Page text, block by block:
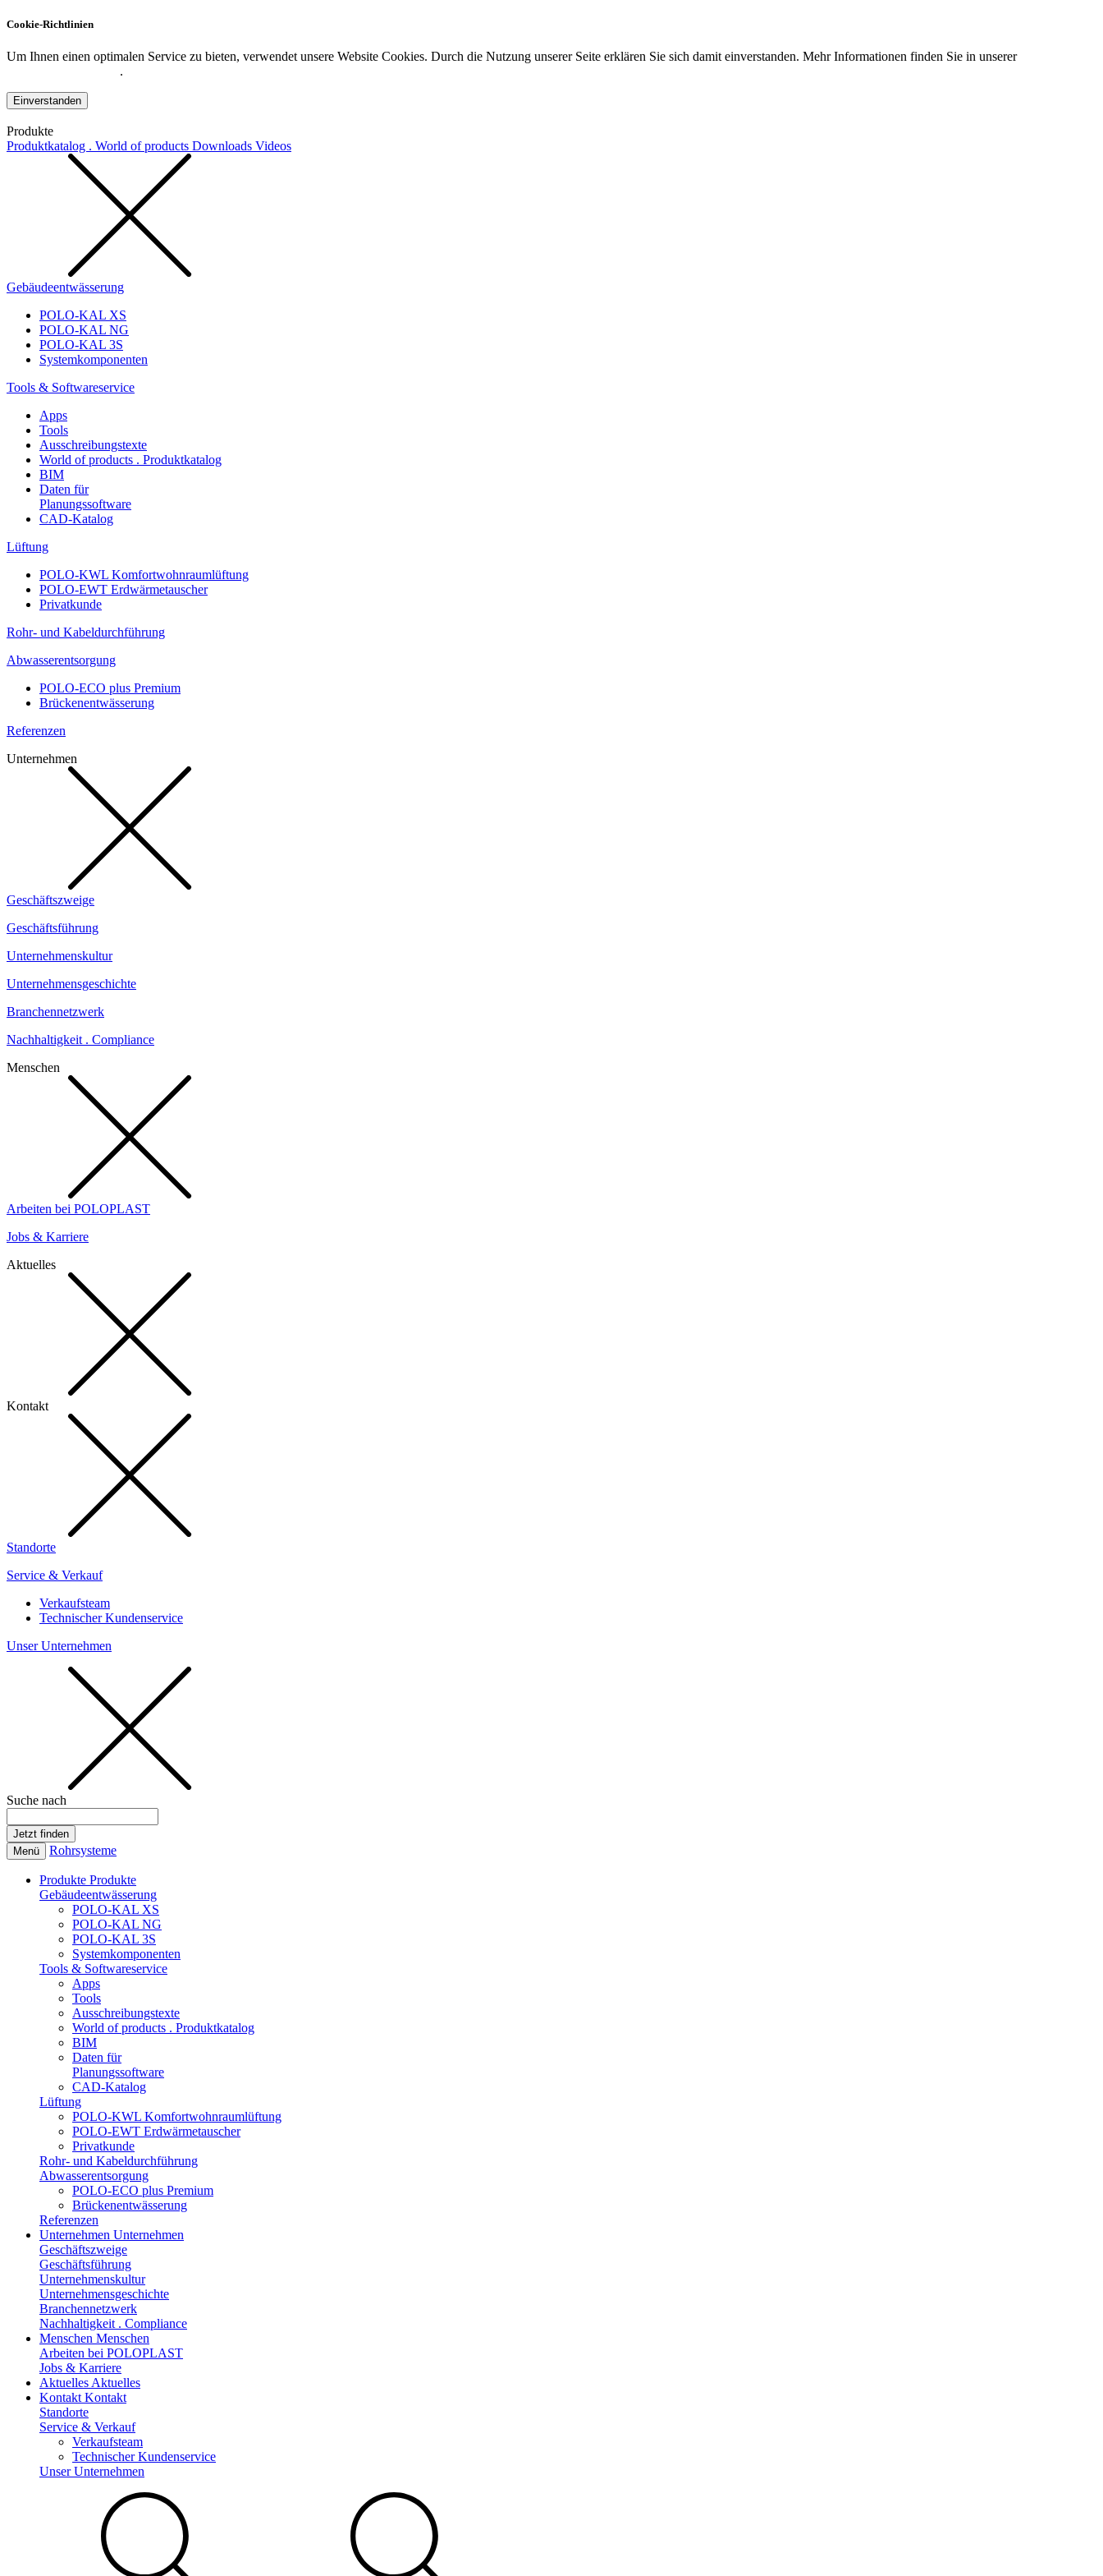
Cookie-Richtlinien
Um Ihnen einen optimalen Service zu bieten, verwendet unsere Website Cookies. Durch die Nutzung unserer Seite erklären Sie sich damit einverstanden. Mehr Informationen finden Sie in unserer
.
Einverstanden
Produkte
Produktkatalog . World of products Downloads Videos
Gebäudeentwässerung
POLO-KAL XS
POLO-KAL NG
POLO-KAL 3S
Systemkomponenten
Tools & Softwareservice
Apps
Tools
Ausschreibungstexte
World of products . Produktkatalog
BIM
Daten für
Planungssoftware
CAD-Katalog
Lüftung
POLO-KWL Komfortwohnraumlüftung
POLO-EWT Erdwärmetauscher
Privatkunde
Rohr- und Kabeldurchführung
Abwasserentsorgung
POLO-ECO plus Premium
Brückenentwässerung
Referenzen
Unternehmen
Geschäftszweige
Geschäftsführung
Unternehmenskultur
Unternehmensgeschichte
Branchennetzwerk
Nachhaltigkeit . Compliance
Menschen
Arbeiten bei POLOPLAST
Jobs & Karriere
Aktuelles
Kontakt
Standorte
Service & Verkauf
Verkaufsteam
Technischer Kundenservice
Unser Unternehmen
Suche nach
Menü Rohrsysteme
Produkte Produkte
Gebäudeentwässerung
POLO-KAL XS
POLO-KAL NG
POLO-KAL 3S
Systemkomponenten
Tools & Softwareservice
Apps
Tools
Ausschreibungstexte
World of products . Produktkatalog
BIM
Daten für
Planungssoftware
CAD-Katalog
Lüftung
POLO-KWL Komfortwohnraumlüftung
POLO-EWT Erdwärmetauscher
Privatkunde
Rohr- und Kabeldurchführung
Abwasserentsorgung
POLO-ECO plus Premium
Brückenentwässerung
Referenzen
Unternehmen Unternehmen
Geschäftszweige
Geschäftsführung
Unternehmenskultur
Unternehmensgeschichte
Branchennetzwerk
Nachhaltigkeit . Compliance
Menschen Menschen
Arbeiten bei POLOPLAST
Jobs & Karriere
Aktuelles Aktuelles
Kontakt Kontakt
Standorte
Service & Verkauf
Verkaufsteam
Technischer Kundenservice
Unser Unternehmen